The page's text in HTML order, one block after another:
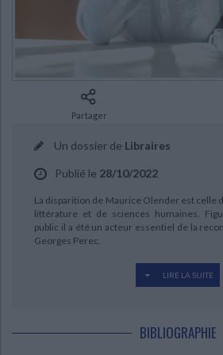
CHARGEMENT...
Bibliothèque de la Pléiade
Classiques scolaires
Littérature en version originale
Ecologie - Environnement
Histoire de France
Histoire ancienne
Culture scientifique
Partager
Un dossier de Libraires
Publié le 28/10/2022
La disparition de Maurice Olender est celle
littérature et de sciences humaines.
public il a été un acteur essentiel de la
Georges Perec.
LIRE LA SUITE
des idées qui nous ont changés.
Maurice Olender fut de ceux-là, et l'un des
BIBLIOGRAPHIE